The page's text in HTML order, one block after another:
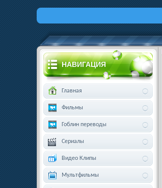
НАВИГАЦИЯ
Главная
Фильмы
Гоблин переводы
Сериалы
Видео Клипы
Мультфильмы